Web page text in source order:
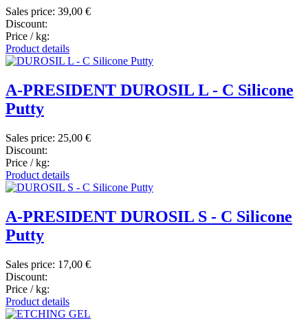
Sales price: 39,00 €
Discount:
Price / kg:
Product details
A-PRESIDENT DUROSIL L - C Silicone
Putty
Sales price: 25,00 €
Discount:
Price / kg:
Product details
A-PRESIDENT DUROSIL S - C Silicone
Putty
Sales price: 17,00 €
Discount:
Price / kg:
Product details